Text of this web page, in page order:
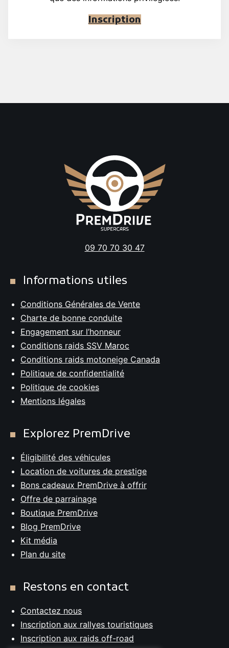
Inscription
09 70 70 30 47
Informations utiles
Conditions Générales de Vente
Charte de bonne conduite
Engagement sur l’honneur
Conditions raids SSV Maroc
Conditions raids motoneige Canada
Politique de confidentialité
Politique de cookies
Mentions légales
Explorez PremDrive
Éligibilité des véhicules
Location de voitures de prestige
Bons cadeaux PremDrive à offrir
Offre de parrainage
Boutique PremDrive
Blog PremDrive
Kit média
Plan du site
Restons en contact
Contactez nous
Inscription aux rallyes touristiques
Inscription aux raids off-road